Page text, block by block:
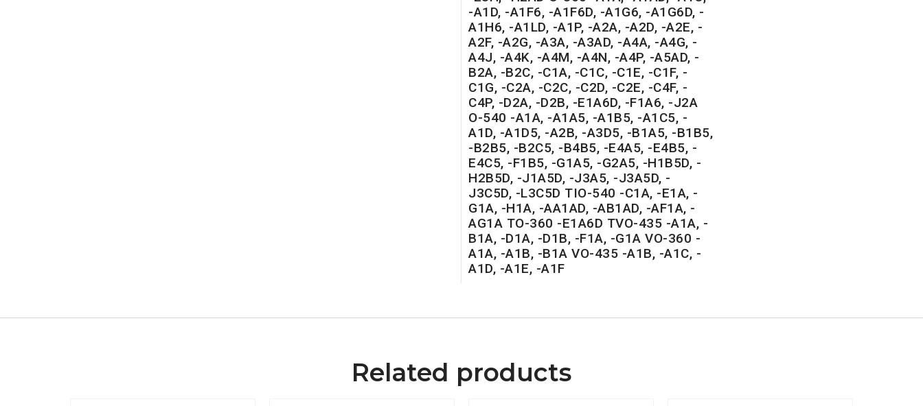
-A1D, -A1F6, -A1F6D, -A1G6, -A1G6D, -
A1H6, -A1LD, -A1P, -A2A, -A2D, -A2E, -
A2F, -A2G, -A3A, -A3AD, -A4A, -A4G, -
A4J, -A4K, -A4M, -A4N, -A4P, -A5AD, -
B2A, -B2C, -C1A, -C1C, -C1E, -C1F, -
C1G, -C2A, -C2C, -C2D, -C2E, -C4F, -
C4P, -D2A, -D2B, -E1A6D, -F1A6, -J2A
O-540 -A1A, -A1A5, -A1B5, -A1C5, -
A1D, -A1D5, -A2B, -A3D5, -B1A5, -B1B5,
-B2B5, -B2C5, -B4B5, -E4A5, -E4B5, -
E4C5, -F1B5, -G1A5, -G2A5, -H1B5D, -
H2B5D, -J1A5D, -J3A5, -J3A5D, -
J3C5D, -L3C5D TIO-540 -C1A, -E1A, -
G1A, -H1A, -AA1AD, -AB1AD, -AF1A, -
AG1A TO-360 -E1A6D TVO-435 -A1A, -
B1A, -D1A, -D1B, -F1A, -G1A VO-360 -
A1A, -A1B, -B1A VO-435 -A1B, -A1C, -
A1D, -A1E, -A1F
Related products